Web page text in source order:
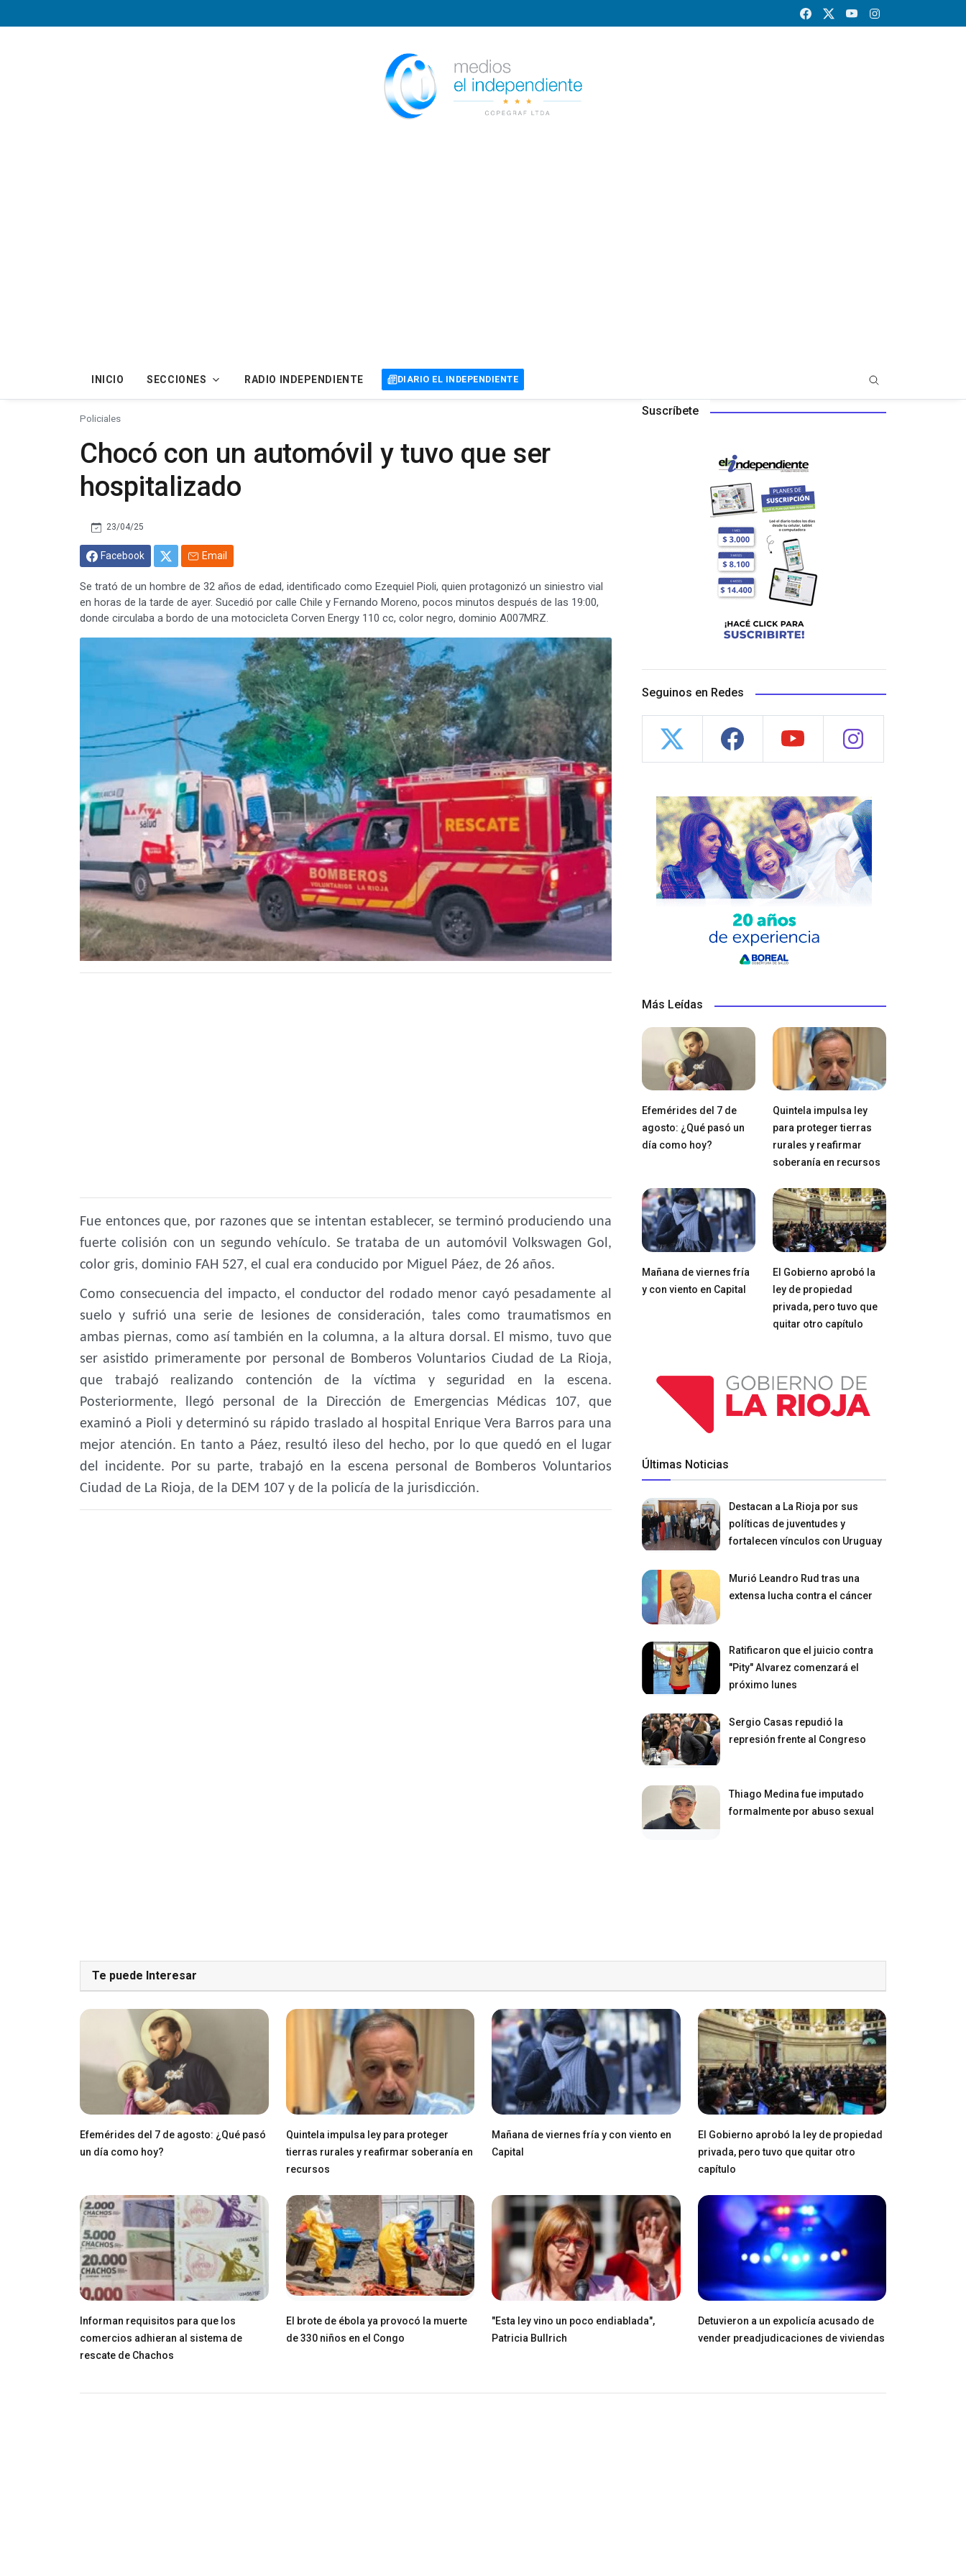
INICIO SECCIONES RADIO INDEPENDIENTE DIARIO EL INDEPENDIENTE
Policiales
Chocó con un automóvil y tuvo que ser
hospitalizado
23/04/25
Facebook Email
Se trató de un hombre de 32 años de edad, identificado como Ezequiel Pioli, quien protagonizó un siniestro vial
en horas de la tarde de ayer. Sucedió por calle Chile y Fernando Moreno, pocos minutos después de las 19:00,
donde circulaba a bordo de una motocicleta Corven Energy 110 cc, color negro, dominio A007MRZ.
Fue entonces que, por razones que se intentan establecer, se terminó produciendo una
fuerte colisión con un segundo vehículo. Se trataba de un automóvil Volkswagen Gol,
color gris, dominio FAH 527, el cual era conducido por Miguel Páez, de 26 años.
Como consecuencia del impacto, el conductor del rodado menor cayó pesadamente al
suelo y sufrió una serie de lesiones de consideración, tales como traumatismos en
ambas piernas, como así también en la columna, a la altura dorsal. El mismo, tuvo que
ser asistido primeramente por personal de Bomberos Voluntarios Ciudad de La Rioja,
que trabajó realizando contención de la víctima y seguridad en la escena.
Posteriormente, llegó personal de la Dirección de Emergencias Médicas 107, que
examinó a Pioli y determinó su rápido traslado al hospital Enrique Vera Barros para una
mejor atención. En tanto a Páez, resultó ileso del hecho, por lo que quedó en el lugar
del incidente. Por su parte, trabajó en la escena personal de Bomberos Voluntarios
Ciudad de La Rioja, de la DEM 107 y de la policía de la jurisdicción.
Suscríbete
Seguinos en Redes
Más Leídas
Efemérides del 7 de
agosto: ¿Qué pasó un
día como hoy?
Quintela impulsa ley
para proteger tierras
rurales y reafirmar
soberanía en recursos
Mañana de viernes fría
y con viento en Capital
El Gobierno aprobó la
ley de propiedad
privada, pero tuvo que
quitar otro capítulo
Últimas Noticias
Destacan a La Rioja por sus
políticas de juventudes y
fortalecen vínculos con Uruguay
Murió Leandro Rud tras una
extensa lucha contra el cáncer
Ratificaron que el juicio contra
"Pity" Alvarez comenzará el
próximo lunes
Sergio Casas repudió la
represión frente al Congreso
Thiago Medina fue imputado
formalmente por abuso sexual
Te puede Interesar
Efemérides del 7 de agosto: ¿Qué pasó
un día como hoy?
Quintela impulsa ley para proteger
tierras rurales y reafirmar soberanía en
recursos
Mañana de viernes fría y con viento en
Capital
El Gobierno aprobó la ley de propiedad
privada, pero tuvo que quitar otro
capítulo
Informan requisitos para que los
comercios adhieran al sistema de
rescate de Chachos
El brote de ébola ya provocó la muerte
de 330 niños en el Congo
"Esta ley vino un poco endiablada",
Patricia Bullrich
Detuvieron a un expolicía acusado de
vender preadjudicaciones de viviendas